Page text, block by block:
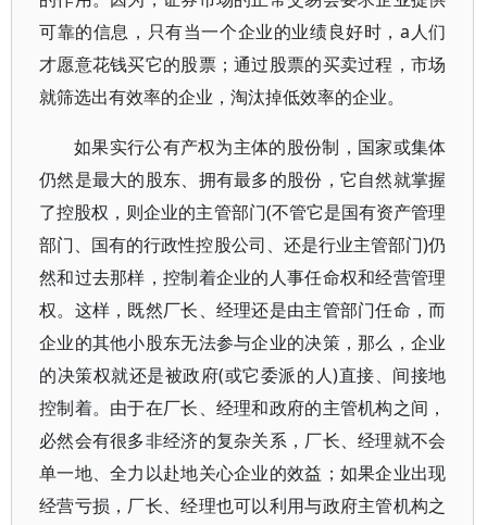
可靠的信息，只有当一个企业的业绩良好时，a人们
才愿意花钱买它的股票；通过股票的买卖过程，市场
就筛选出有效率的企业，淘汰掉低效率的企业。
如果实行公有产权为主体的股份制，国家或集体
仍然是最大的股东、拥有最多的股份，它自然就掌握
了控股权，则企业的主管部门(不管它是国有资产管理
部门、国有的行政性控股公司、还是行业主管部门)仍
然和过去那样，控制着企业的人事任命权和经营管理
权。这样，既然厂长、经理还是由主管部门任命，而
企业的其他小股东无法参与企业的决策，那么，企业
的决策权就还是被政府(或它委派的人)直接、间接地
控制着。由于在厂长、经理和政府的主管机构之间，
必然会有很多非经济的复杂关系，厂长、经理就不会
单一地、全力以赴地关心企业的效益；如果企业出现
经营亏损，厂长、经理也可以利用与政府主管机构之